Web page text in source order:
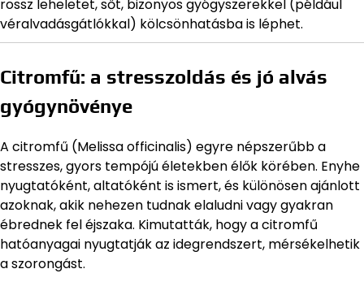
rossz leheletet, sőt, bizonyos gyógyszerekkel (például
véralvadásgátlókkal) kölcsönhatásba is léphet.
Citromfű: a stresszoldás és jó alvás
gyógynövénye
A citromfű (Melissa officinalis) egyre népszerűbb a
stresszes, gyors tempójú életekben élők körében. Enyhe
nyugtatóként, altatóként is ismert, és különösen ajánlott
azoknak, akik nehezen tudnak elaludni vagy gyakran
ébrednek fel éjszaka. Kimutatták, hogy a citromfű
hatóanyagai nyugtatják az idegrendszert, mérsékelhetik
a szorongást.